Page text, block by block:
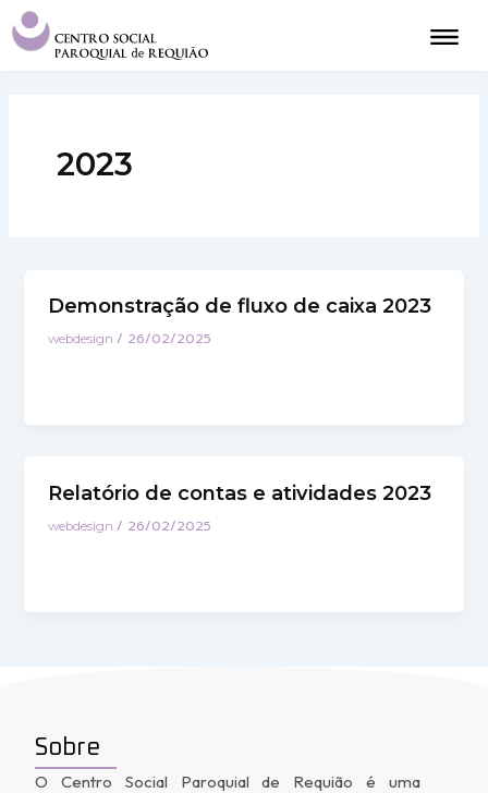
Skip
to
content
2023
Demonstração de fluxo de caixa 2023
webdesign/ 26/02/2025
Relatório de contas e atividades 2023
webdesign/ 26/02/2025
Sobre
O Centro Social Paroquial de Requião é uma